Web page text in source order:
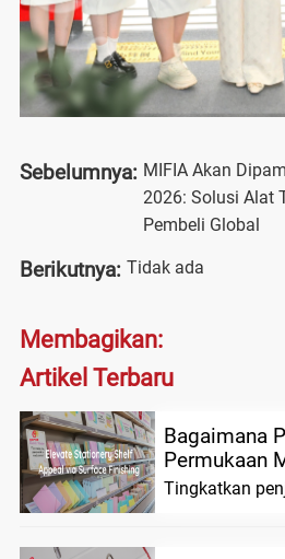
Sebelumnya: MIFIA Akan
2026: Solusi Alat
Pembeli Global
Berikutnya: Tidak ada
Membagikan:
Artikel Terbaru
Bagaimana
Permukaan
Tarik dan
Tingkatkan